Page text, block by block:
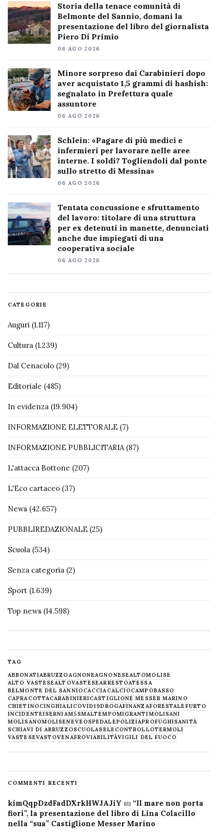
Storia della tenace comunità di
Belmonte del Sannio, domani la
presentazione del libro del giornalista
Piero Di Primio
06 AGO 2026
Minore sorpreso dai Carabinieri dopo
aver acquistato 1,5 grammi di hashish:
segnalato in Prefettura quale
assuntore
06 AGO 2026
Schlein: «Pagare di più medici e
infermieri per lavorare nelle aree
interne. I soldi? Togliendoli dal ponte
sullo stretto di Messina»
06 AGO 2026
Tentata concussione e sfruttamento
del lavoro: titolare di una struttura
per ex detenuti in manette, denunciati
anche due impiegati di una
cooperativa sociale
06 AGO 2026
CATEGORIE
Auguri (1.117)
Cultura (1.239)
Dal Cenacolo (29)
Editoriale (485)
In evidenza (19.904)
INFORMAZIONE ELETTORALE (7)
INFORMAZIONE PUBBLICITARIA(87)
L'attacca Bottone (207)
L'Eco cartaceo (37)
News (42.657)
PUBBLIREDAZIONALE (25)
Scuola (534)
Senza categoria (2)
Sport (1.639)
Top news (14.598)
TAG
ABBONATIABRUZZOAGNONEAGNONESEALTOMOLISE
ALTO VASTESEALTOVASTESEARRESTOATESSA
BELMONTE DEL SANNIOCACCIACALCIOCAMPOBASSO
CAPRACOTTACARABINIERICASTIGLIONE MESSER MARINO
CHIETINOCINGHIALICOVID19DROGAFINANZAFORESTALE FURTO
INCIDENTEISERNIAM5SMALTEMPOMIGRANTIMOLISANI
MOLISANOMOLISENEVE OSPEDALEPOLIZIAPROFUGHISANITÀ
SCHIAVI DI ABRUZZOSCUOLASELECONTROLLOTERMOLI
VASTESEVASTOVENAFROVIABILITÀVIGILI DEL FUOCO
COMMENTI RECENTI
kimQqpDzdFadDXrkHWJAJiY su “Il mare non porta
fiori”, la presentazione del libro di Lina Colacillo
nella “sua” Castiglione Messer Marino